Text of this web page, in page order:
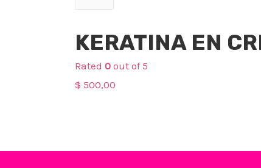
KERATINA EN
Rated 0 out of 5
$ 500,00